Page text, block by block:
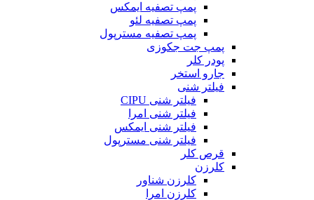
پمپ تصفیه ایمکس
پمپ تصفیه لئو
پمپ تصفیه مسترپول
پمپ جت جکوزی
پودر کلر
جارو استخر
فیلتر شنی
فیلتر شنی CIPU
فیلتر شنی امرا
فیلتر شنی ایمکس
فیلتر شنی مسترپول
قرص کلر
کلرزن
کلرزن شناور
کلرزن امرا